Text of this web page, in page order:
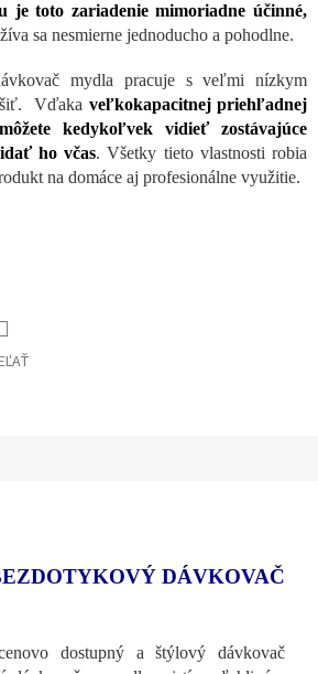
je toto zariadenie mimoriadne účinné,
sa nesmierne jednoducho a pohodlne.
mydla pracuje s veľmi nízkym
Vďaka veľkokapacitnej priehľadnej
kedykoľvek vidieť zostávajúce
ho včas. Všetky tieto vlastnosti robia
na domáce aj profesionálne využitie.
DÁVKOVAČ
dostupný a štýlový dávkovač